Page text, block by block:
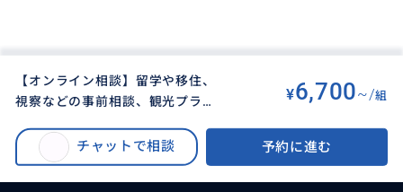
【オンライン相談】留学や移住、
視察などの事前相談、観光プラン
¥6,700~/組
チャットで相談 予約に進む
【オンライン相談】留学や移住、視察などの事前相談、観光プラン相談など
オンラインで承ります